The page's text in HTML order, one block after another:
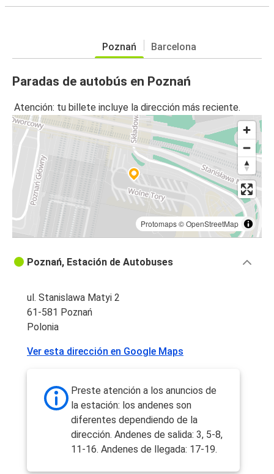
Poznań Barcelona
Paradas de autobús en Poznań
Atención: tu billete incluye la dirección más reciente.
Protomaps©OpenStreetMap
Poznań, Estación de Autobuses
ul. Stanislawa Matyi 2
61-581 Poznań
Polonia
Ver esta dirección en Google Maps
Preste atención a los anuncios de
la estación: los andenes son
diferentes dependiendo de la
dirección. Andenes de salida: 3, 5-8,
11-16. Andenes de llegada: 17-19.